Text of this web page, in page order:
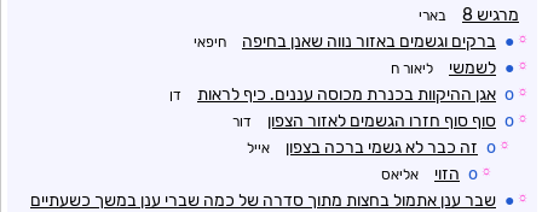
מרגיש 8
בארי
☼
● ברקים וגשמים באזור נווה שאנן בחיפה חיפאי
☼
● לשמשי ליאור ח
☼
o אגן ההיקוות בכנרת מכוסה עננים. כיף לראות דן
☼
o סוף סוף חזרו הגשמים לאזור הצפון דור
☼
o זה כבר לא גשמי ברכה בצפון אייל
☼
o הזוי אליאס
☼
● שבר ענן אתמול בחצות מתוך סדרה של כמה שברי ענן במשך כשעתיים